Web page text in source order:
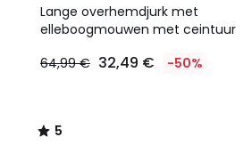
Lange overhemdjurk met
elleboogmouwen met ceintuur
64,99 € 32,49 € -50%
/
5
5
/